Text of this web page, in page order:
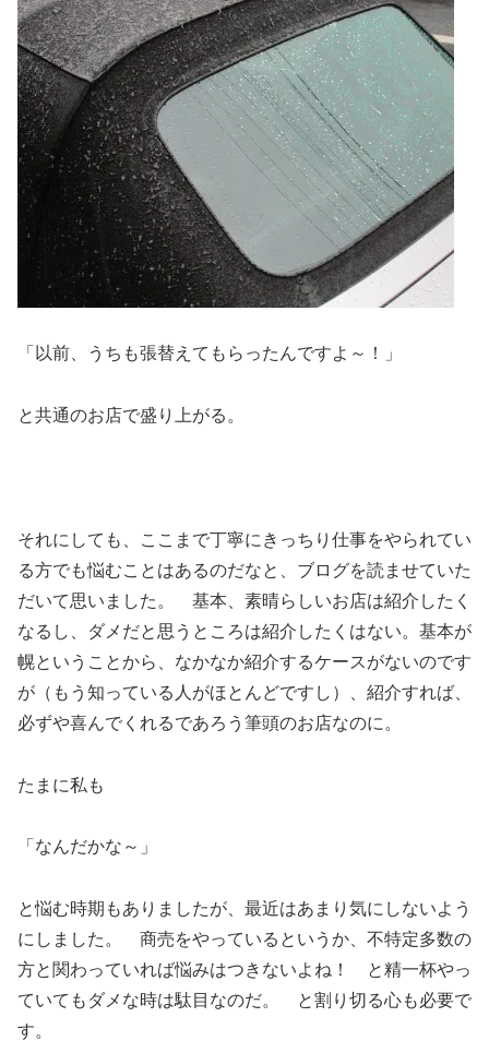
「以前、うちも張替えてもらったんですよ～！」
と共通のお店で盛り上がる。
それにしても、ここまで丁寧にきっちり仕事をやられてい
る方でも悩むことはあるのだなと、ブログを読ませていた
だいて思いました。 基本、素晴らしいお店は紹介したく
なるし、ダメだと思うところは紹介したくはない。基本が
幌ということから、なかなか紹介するケースがないのです
が（もう知っている人がほとんどですし）、紹介すれば、
必ずや喜んでくれるであろう筆頭のお店なのに。
たまに私も
「なんだかな～」
と悩む時期もありましたが、最近はあまり気にしないよう
にしました。 商売をやっているというか、不特定多数の
方と関わっていれば悩みはつきないよね！ と精一杯やっ
ていてもダメな時は駄目なのだ。 と割り切る心も必要で
す。